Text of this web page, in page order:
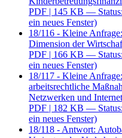
PDF | 145 KB —
ein neues Fenster)
18/116 - Kleine
Dimension der
PDF | 166 KB —
ein neues Fenster)
18/117 - Kleine
arbeitsrechtliche
Netzwerken und
PDF | 182 KB —
ein neues Fenster)
18/118 - Antwort: